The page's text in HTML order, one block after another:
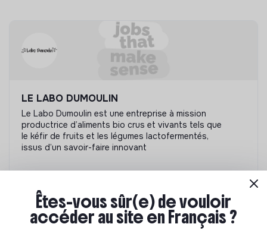
LE LABO DUMOULIN
Le Labo Dumoulin est une entreprise à mission
productrice d’aliments bio crus et vivants tels que
le kéfir de fruits et les légumes lactofermentés,
issus d’un savoir-faire innovant
1 offre en cours En savoir plus
Êtes-vous sûr(e) de vouloir
accéder au site en Français ?